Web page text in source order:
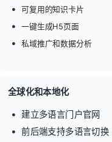
可复用的知识卡片
一键生成H5页面
私域推广和数据分析
全球化和本地化
建立多语言门户官网
前后端支持多语言切换